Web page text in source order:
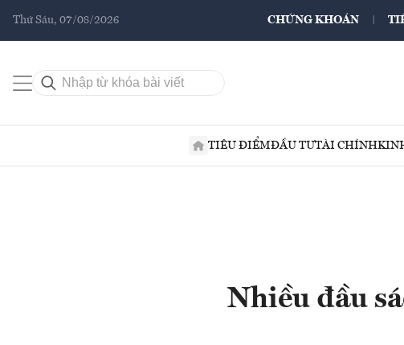
Thứ Sáu, 07/08/2026 CHỨNG KHOÁN
TIÊU ĐIỂMĐẦU TƯTÀI CHÍNH
Nhiều đầu